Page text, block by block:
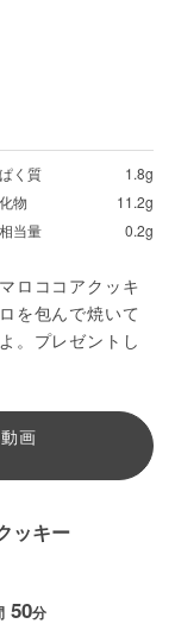
く質
1.8g
物
11.2g
当量 0.2g
ロココアクッキ
を包んで焼いて
。プレゼントし
画
ッキー
50分